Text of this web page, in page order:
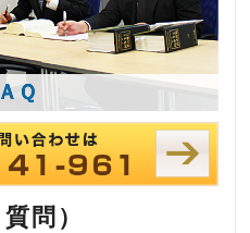
Ｑ
問）